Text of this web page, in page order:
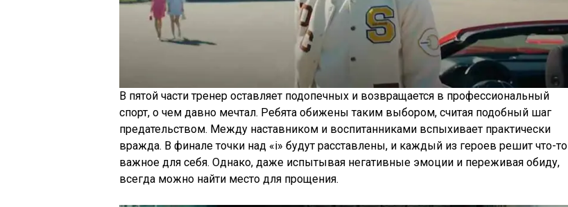
В пятой части тренер оставляет подопечных и возвращается в профессиональный
спорт, о чем давно мечтал. Ребята обижены таким выбором, считая подобный шаг
предательством. Между наставником и воспитанниками вспыхивает практически
вражда. В финале точки над «i» будут расставлены, и каждый из героев решит что-то
важное для себя. Однако, даже испытывая негативные эмоции и переживая обиду,
всегда можно найти место для прощения.